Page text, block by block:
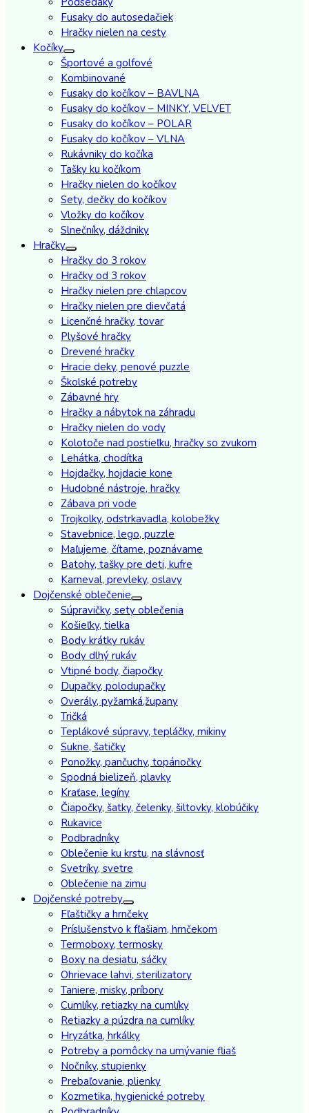
Fusaky do autosedačiek
Hračky nielen na cesty
Kočíky
Športové a golfové
Kombinované
Fusaky do kočíkov – BAVLNA
Fusaky do kočíkov – MINKY, VELVET
Fusaky do kočíkov – POLAR
Fusaky do kočíkov – VLNA
Rukávniky do kočíka
Tašky ku kočíkom
Hračky nielen do kočíkov
Sety, dečky do kočíkov
Vložky do kočíkov
Slnečníky, dáždniky
Hračky
Hračky do 3 rokov
Hračky od 3 rokov
Hračky nielen pre chlapcov
Hračky nielen pre dievčatá
Licenčné hračky, tovar
Plyšové hračky
Drevené hračky
Hracie deky, penové puzzle
Školské potreby
Zábavné hry
Hračky a nábytok na záhradu
Hračky nielen do vody
Kolotoče nad postieľku, hračky so zvukom
Lehátka, chodítka
Hojdačky, hojdacie kone
Hudobné nástroje, hračky
Zábava pri vode
Trojkolky, odstrkavadla, kolobežky
Stavebnice, lego, puzzle
Maľujeme, čítame, poznávame
Batohy, tašky pre deti, kufre
Karneval, prevleky, oslavy
Dojčenské oblečenie
Súpravičky, sety oblečenia
Košieľky, tielka
Body krátky rukáv
Body dlhý rukáv
Vtipné body, čiapočky
Dupačky, polodupačky
Overály, pyžamká,župany
Tričká
Teplákové súpravy, tepláčky, mikiny
Sukne, šatičky
Ponožky, pančuchy, topánočky
Spodná bielizeň, plavky
Kraťase, legíny
Čiapočky, šatky, čelenky, šiltovky, klobúčiky
Rukavice
Podbradníky
Oblečenie ku krstu, na slávnosť
Svetríky, svetre
Oblečenie na zimu
Dojčenské potreby
Fľaštičky a hrnčeky
Príslušenstvo k fľašiam, hrnčekom
Termoboxy, termosky
Boxy na desiatu, sáčky
Ohrievace lahvi, sterilizatory
Taniere, misky, príbory
Cumlíky, retiazky na cumlíky
Retiazky a púzdra na cumlíky
Hryzátka, hrkálky
Potreby a pomôcky na umývanie fliaš
Nočníky, stupienky
Prebaľovanie, plienky
Kozmetika, hygienické potreby